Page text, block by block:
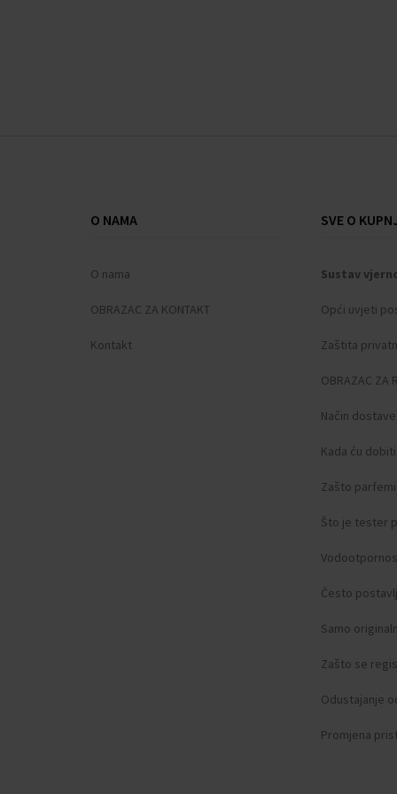
O NAMA
O nama
OBRAZAC ZA KONTAKT
Kontakt
SVE O
Sustav
Opći uvjeti
Zaštita
OBRAZAC ZA
Način dostave
Kada ću
Zašto
Što je tester
Često
Samo
Zašto se
Odustajanje
Promjena